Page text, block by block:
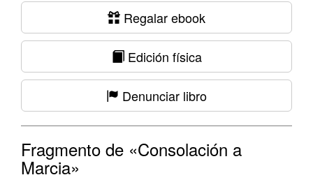
Regalar ebook
Edición física
Denunciar libro
Fragmento de «Consolación a
Marcia»